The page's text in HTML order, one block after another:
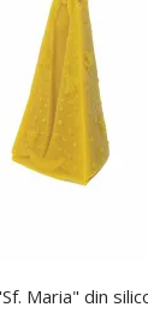
Maria" din